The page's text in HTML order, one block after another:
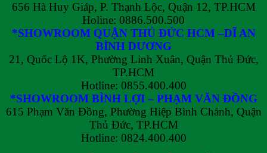
656 Hà Huy Giáp, P. Thạnh Lộc, Quận 12, TP.HCM
Holine: 0886.500.500
*SHOWROOM QUẬN THỦ ĐỨC HCM –DĨ AN
BÌNH DƯƠNG
21, Quốc Lộ 1K, Phường Linh Xuân, Quận Thủ Đức,
TP.HCM
Hotline: 0855.400.400
*SHOWROOM BÌNH LỢI – PHẠM VĂN ĐỒNG
615 Phạm Văn Đồng, Phường Hiệp Bình Chánh, Quận
Thủ Đức, TP.HCM
Hotline: 0824.400.400